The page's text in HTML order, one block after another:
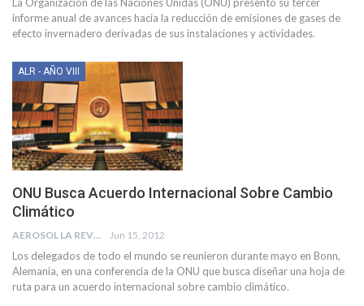
informe anual de avances hacia la reducción de emisiones de gases de
efecto invernadero derivadas de sus instalaciones y actividades.
ALR - AÑO VIII
ONU Busca Acuerdo Internacional Sobre Cambio
Climático
AEROSOL LA REVISTA Jun 15, 2012
Los delegados de todo el mundo se reunieron durante mayo en Bonn,
Alemania, en una conferencia de la ONU que busca diseñar una hoja de
ruta para un acuerdo internacional sobre cambio climático.